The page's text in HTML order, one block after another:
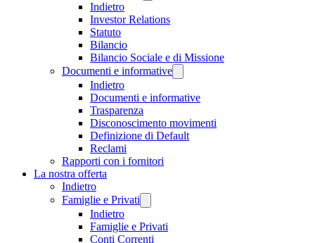
Indietro
Investor Relations
Statuto
Bilancio
Bilancio Sociale e di Missione
Documenti e informative
Indietro
Documenti e informative
Trasparenza
Disconoscimento movimenti
Definizione di Default
Reclami
Rapporti con i fornitori
La nostra offerta
Indietro
Famiglie e Privati
Indietro
Famiglie e Privati
Conti Correnti